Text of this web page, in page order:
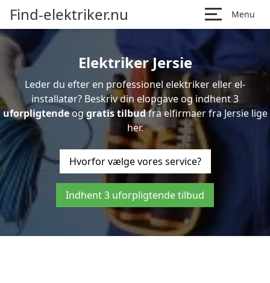
Find-elektriker.nu Menu
Elektriker Jersie
Leder du efter en professionel elektriker eller el-
installatør? Beskriv din elopgave og indhent 3
uforpligtendeoggratis tilbudfra elfirmaer fra Jersie lige
her.
Hvorfor vælge vores service?
Indhent 3 uforpligtende tilbud